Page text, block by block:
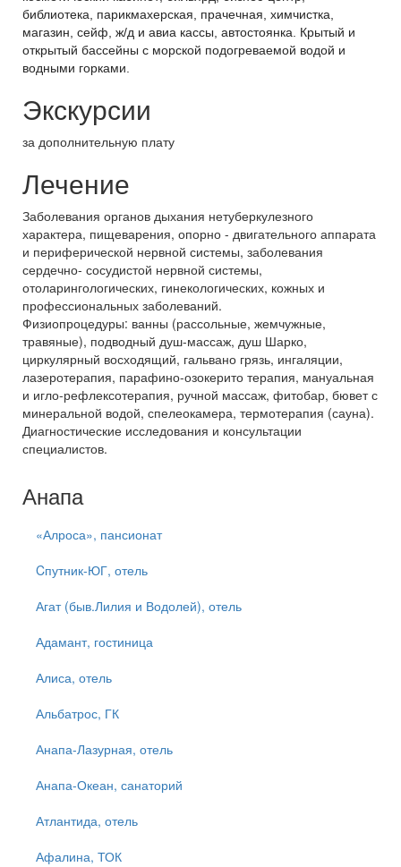
библиотека, парикмахерская, прачечная, химчистка,
магазин, сейф, ж/д и авиа кассы, автостоянка. Крытый и
открытый бассейны с морской подогреваемой водой и
водными горками.
Экскурсии
за дополнительную плату
Лечение
Заболевания органов дыхания нетуберкулезного
характера, пищеварения, опорно - двигательного аппарата
и периферической нервной системы, заболевания
сердечно- сосудистой нервной системы,
отоларингологических, гинекологических, кожных и
профессиональных заболеваний.
Физиопроцедуры: ванны (рассольные, жемчужные,
травяные), подводный душ-массаж, душ Шарко,
циркулярный восходящий, гальвано грязь, ингаляции,
лазеротерапия, парафино-озокерито терапия, мануальная
и игло-рефлексотерапия, ручной массаж, фитобар, бювет с
минеральной водой, спелеокамера, термотерапия (сауна).
Диагностические исследования и консультации
специалистов.
Анапа
«Алроса», пансионат
Cпутник-ЮГ, отель
Агат (быв.Лилия и Водолей), отель
Адамант, гостиница
Алиса, отель
Альбатрос, ГК
Анапа-Лазурная, отель
Анапа-Океан, санаторий
Атлантида, отель
Афалина, ТОК